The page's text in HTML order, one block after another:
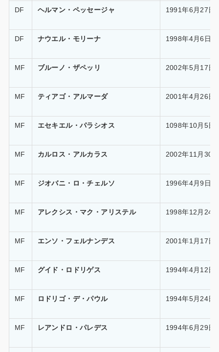
DF ヘルマン・ペッセージャ 1991年6月27日
DF ナウエル・モリーナ 1998年4月6日
MF ブルーノ・ザペッリ 2002年5月17日
MF ティアゴ・アルマーダ 2001年4月26日
MF エセキエル・パラシオス 1098年10月5日
MF カルロス・アルカラス 2002年11月30
MF ジオバニ・ロ・チェルソ 1996年4月9日
MF アレクシス・マク・アリステル 1998年12月24
MF エンソ・フェルナンデス 2001年1月17日
MF グイド・ロドリゲス 1994年4月12日
MF ロドリゴ・デ・パウル 1994年5月24日
MF レアンドロ・パレデス 1994年6月29日